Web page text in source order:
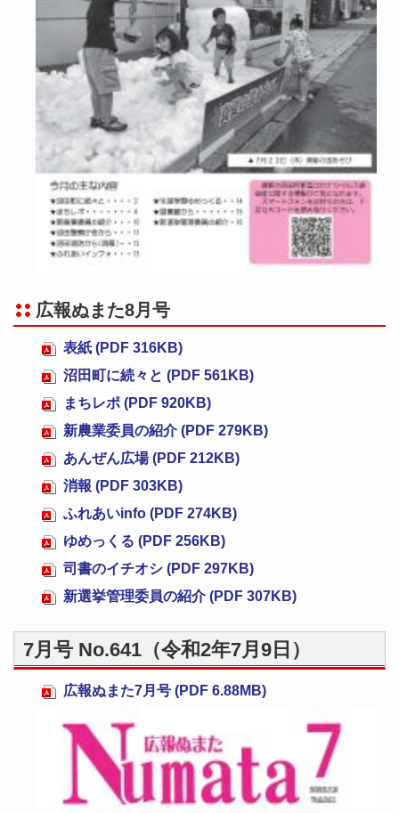
広報ぬまた8月号
表紙 (PDF 316KB)
沼田町に続々と (PDF 561KB)
まちレポ (PDF 920KB)
新農業委員の紹介 (PDF 279KB)
あんぜん広場 (PDF 212KB)
消報 (PDF 303KB)
ふれあいinfo (PDF 274KB)
ゆめっくる (PDF 256KB)
司書のイチオシ (PDF 297KB)
新選挙管理委員の紹介 (PDF 307KB)
7月号 No.641（令和2年7月9日）
広報ぬまた7月号 (PDF 6.88MB)